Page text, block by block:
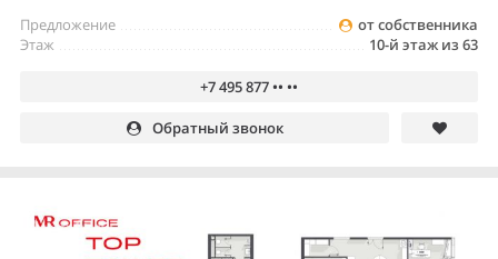
от собственника
Предложение
10-й этаж из 63
Этаж
+7 495 877 •• ••
Обратный звонок